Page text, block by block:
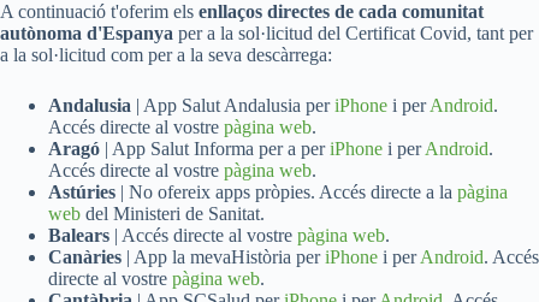
A continuació t'oferim els enllaços directes de cada comunitat
autònoma d'Espanya per a la sol·licitud del Certificat Covid, tant per
a la sol·licitud com per a la seva descàrrega:
Andalusia | App Salut Andalusia periPhone i perAndroid.
Accés directe al vostre pàgina web.
Aragó | App Salut Informa per a periPhone i perAndroid.
Accés directe al vostre pàgina web.
Astúries | No ofereix apps pròpies. Accés directe a la pàgina
web del Ministeri de Sanitat.
Balears | Accés directe al vostre pàgina web.
Canàries | App la mevaHistòria periPhone i perAndroid. Accés
directe al vostre pàgina web.